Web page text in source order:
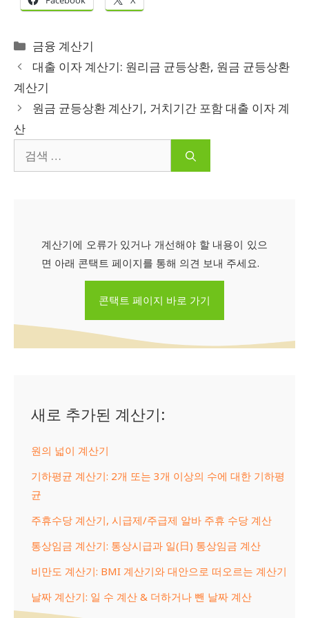
카
테
고
리
금융 계산기
대출 이자 계산기: 원리금 균등상환, 원금 균등상환
계산기
원금 균등상환 계산기, 거치기간 포함 대출 이자 계
산
계산기에 오류가 있거나 개선해야 할 내용이 있으
면 아래 콘택트 페이지를 통해 의견 보내 주세요.
콘택트 페이지 바로 가기
새로 추가된 계산기:
원의 넓이 계산기
기하평균 계산기: 2개 또는 3개 이상의 수에 대한 기하평
균
주휴수당 계산기, 시급제/주급제 알바 주휴 수당 계산
통상임금 계산기: 통상시급과 일(日) 통상임금 계산
비만도 계산기: BMI 계산기와 대안으로 떠오르는 계산기
날짜 계산기: 일 수 계산 & 더하거나 뺀 날짜 계산